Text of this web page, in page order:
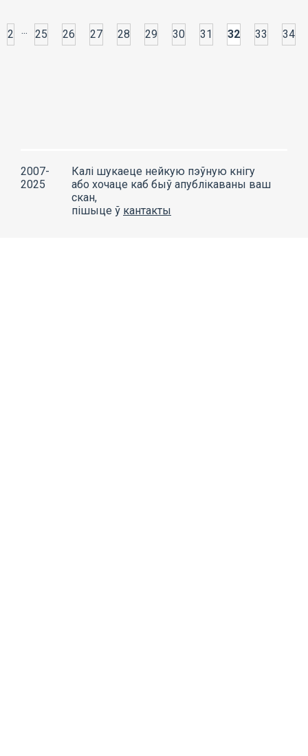
2 ... 25 26 27 28 29 30 31 32 33 34
2007-
2025
Калі шукаеце нейкую пэўную кнігу
або хочаце каб быў апублікаваны ваш
скан,
пішыце ў кантакты